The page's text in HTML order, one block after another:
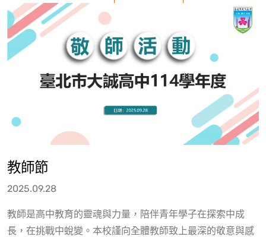
教師節
2025.09.28
教師是高中教育的靈魂與力量，陪伴青年學子在探索中成
長，在挑戰中蛻變。本校謹向全體教師致上最深的敬意與感